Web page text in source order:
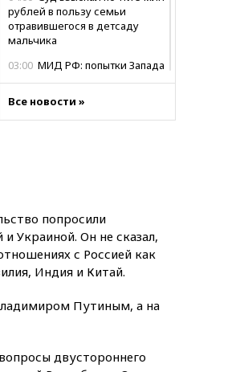
рублей в пользу семьи
отравившегося в детсаду
мальчика
03:00 МИД РФ: попытки Запада
02:00Ни один водоем Англии
00:01Трамп заявил о
необходимости пополнения
арсенала США
вчера, 23:28Слуцкий призвал
нежелательной организацией
при падении деревьев во
Все новости »
попросили
Украиной. Он не сказал,
с Россией как
Индия и Китай.
Путиным, а на
двустороннего